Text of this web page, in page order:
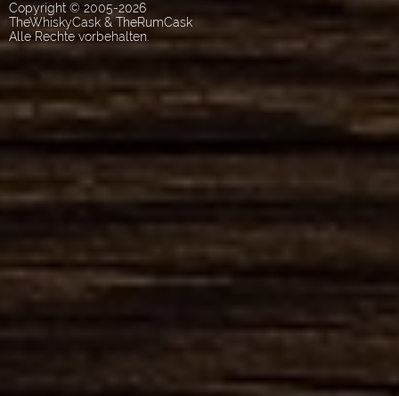
Copyright © 2005-2026
TheWhiskyCask & TheRumCask
Alle Rechte vorbehalten.